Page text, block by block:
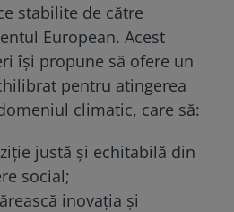
stabilite de către
European. Acest
își propune să ofere un
pentru atingerea
climatic, care să:
justă și echitabilă din
social;
inovația și